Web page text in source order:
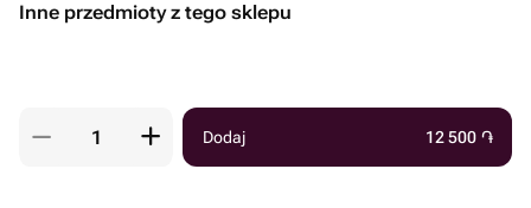
Inne przedmioty z tego sklepu
Dodaj 12 500 ֏